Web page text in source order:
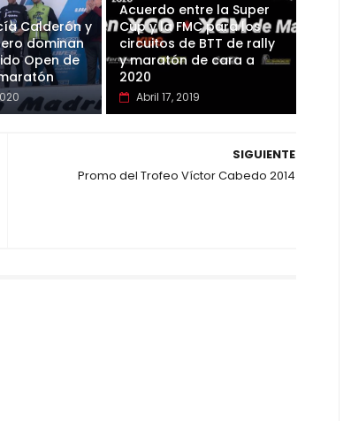
Calderón y
dominan
Open de
Acuerdo entre la Super
Cup y la FMC para los
circuitos de BTT de rally
y maratón de cara a
2020
Abril 17, 2019
SIGUIENTE
Promo del Trofeo Víctor Cabedo 2014